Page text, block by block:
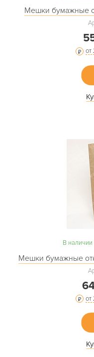
Мешки бумажные
от
В наличии
Мешки бумажные
от